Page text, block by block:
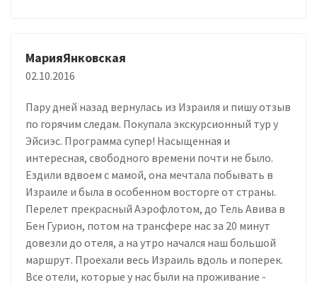
МарияЯнковская
02.10.2016
Пару дней назад вернулась из Израиля и пишу отзыв
по горячим следам. Покупала экскурсионный тур у
Эйсиэс. Программа супер! Насыщенная и
интересная, свободного времени почти не было.
Ездили вдвоем с мамой, она мечтала побывать в
Израиле и была в особенном восторге от страны.
Перелет прекрасный Аэрофлотом, до Тель Авива в
Бен Гурион, потом на трансфере нас за 20 минут
довезли до отеля, а на утро начался наш большой
маршрут. Проехали весь Израиль вдоль и поперек.
Все отели, которые у нас были на проживание -